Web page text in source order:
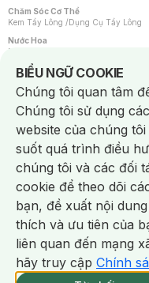
NowFree 2H Giao
Chăm Sóc Cơ Thể
Kem Tẩy Lông /Dụng Cụ Tẩy Lông
Nước Hoa
Nước Hoa Nữ
Chăm Sóc Cá Nhân
Chống Muỗi /Khẩu Trang /Máy
Sản Phẩm Chăm Sóc Khác /Bàn
Hỗ Trợ Trắng Răng/Kem Đánh Răng
Tăm / Chỉ Nha Khoa/ Xịt Thơm Miệng
Khăn Ướt Vệ Sinh Vùng Kín/Băng
Máy Cạo Râu
Vấn Đề Về Da
Da Dầu / Lỗ Chân Lông To/ Da Khô
Da Nhạy Cảm / Kích Ứng
Da Xỉn
Quầng Thâm & Bọng Mắt /Sẹo /
Dụng Cụ / Phụ Kiện Chăm Sóc Da
Bông Tẩy Trang
Khăn Lau Mặt Khô
Dụng Cụ Chăm Sóc Khác
BIỂU NGỮ COOKIE
Notice about cookies
Chúng tôi quan tâm
Chúng tôi sử dụng
website của chúng
suốt quá trình điều
chúng tôi và các đối
cookie để theo dõi
bạn, đề xuất nội
thích và ưu tiên của
liên quan đến mạng
hãy truy cập Chính